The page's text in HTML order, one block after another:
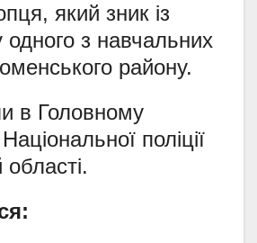
який зник із
одного з навчальних
району.
в Головному
поліції